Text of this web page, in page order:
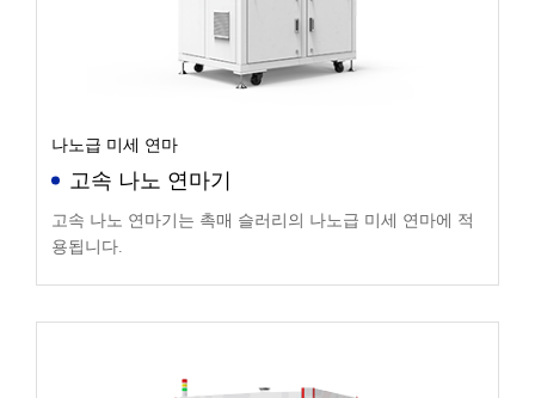
나노급 미세 연마
고속 나노 연마기
고속 나노 연마기는 촉매 슬러리의 나노급 미세 연마에 적
용됩니다.